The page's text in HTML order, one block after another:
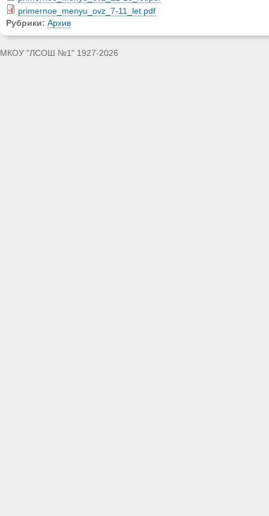
primernoe_menyu_ovz_7-11_let.pdf
Рубрики: Архив
МКОУ "ЛСОШ №1" 1927-2026